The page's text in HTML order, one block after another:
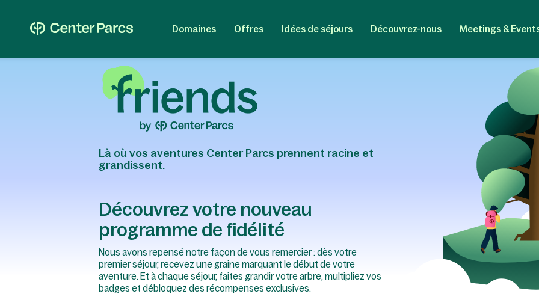
Domaines Offres Idées de séjours Découvrez-nous Meetings &
Là où vos aventures Center Parcs prennent racine et
grandissent.
Découvrez votre nouveau
programme de fidélité
Nous avons repensé notre façon de vous remercier : dès votre
premier séjour, recevez une graine marquant le début de votre
aventure. Et à chaque séjour, faites grandir votre arbre, multipliez vos
badges et débloquez des récompenses exclusives.